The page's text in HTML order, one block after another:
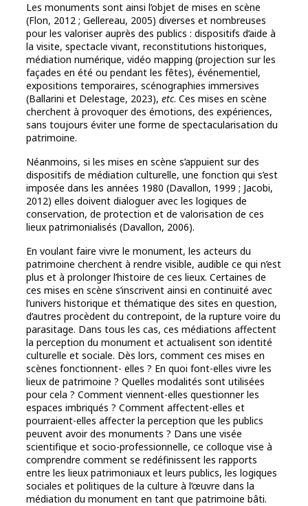
Les monuments sont ainsi l’objet de mises en scène
(Flon, 2012 ; Gellereau, 2005) diverses et nombreuses
pour les valoriser auprès des publics : dispositifs d’aide à
la visite, spectacle vivant, reconstitutions historiques,
médiation numérique, vidéo mapping (projection sur les
façades en été ou pendant les fêtes), événementiel,
expositions temporaires, scénographies immersives
(Ballarini et Delestage, 2023), etc. Ces mises en scène
cherchent à provoquer des émotions, des expériences,
sans toujours éviter une forme de spectacularisation du
patrimoine.
Néanmoins, si les mises en scène s’appuient sur des
dispositifs de médiation culturelle, une fonction qui s’est
imposée dans les années 1980 (Davallon, 1999 ; Jacobi,
2012) elles doivent dialoguer avec les logiques de
conservation, de protection et de valorisation de ces
lieux patrimonialisés (Davallon, 2006).
En voulant faire vivre le monument, les acteurs du
patrimoine cherchent à rendre visible, audible ce qui n’est
plus et à prolonger l’histoire de ces lieux. Certaines de
ces mises en scène s’inscrivent ainsi en continuité avec
l’univers historique et thématique des sites en question,
d’autres procèdent du contrepoint, de la rupture voire du
parasitage. Dans tous les cas, ces médiations affectent
la perception du monument et actualisent son identité
culturelle et sociale. Dès lors, comment ces mises en
scènes fonctionnent- elles ? En quoi font-elles vivre les
lieux de patrimoine ? Quelles modalités sont utilisées
pour cela ? Comment viennent-elles questionner les
espaces imbriqués ? Comment affectent-elles et
pourraient-elles affecter la perception que les publics
peuvent avoir des monuments ? Dans une visée
scientifique et socio-professionnelle, ce colloque vise à
comprendre comment se redéfinissent les rapports
entre les lieux patrimoniaux et leurs publics, les logiques
sociales et politiques de la culture à l’œuvre dans la
médiation du monument en tant que patrimoine bâti.